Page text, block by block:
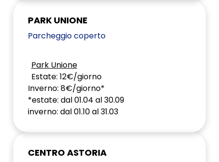
PARK UNIONE
Parcheggio coperto
Park Unione
Estate: 12€/giorno
Inverno: 8€/giorno*
*estate: dal 01.04 al 30.09
inverno: dal 01.10 al 31.03
CENTRO ASTORIA